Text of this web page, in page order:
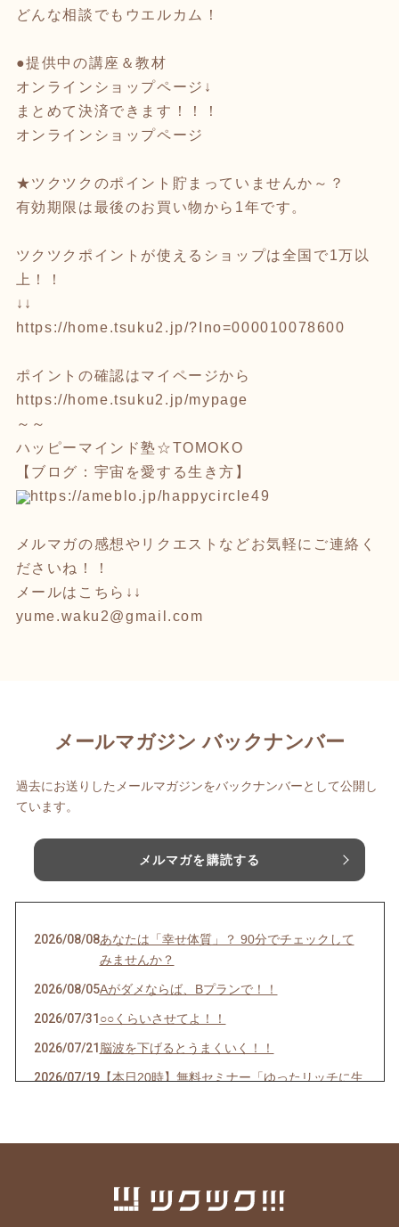
どんな相談でもウエルカム！
●提供中の講座＆教材
オンラインショップページ↓
まとめて決済できます！！！
オンラインショップページ
★ツクツクのポイント貯まっていませんか～？
有効期限は最後のお買い物から1年です。
ツクツクポイントが使えるショップは全国で1万以
上！！
↓↓
https://home.tsuku2.jp/?Ino=000010078600
ポイントの確認はマイページから
https://home.tsuku2.jp/mypage
～～
ハッピーマインド塾☆TOMOKO
【ブログ：宇宙を愛する生き方】
https://ameblo.jp/happycircle49
メルマガの感想やリクエストなどお気軽にご連絡く
ださいね！！
メールはこちら↓↓
yume.waku2@gmail.com
メールマガジン バックナンバー
過去にお送りしたメールマガジンをバックナンバーとして公開し
ています。
メルマガを購読する
2026/08/08あなたは「幸せ体質」？ 90分でチェックして
みませんか？
2026/08/05Aがダメならば、Bプランで！！
2026/07/31○○くらいさせてよ！！
2026/07/21脳波を下げるとうまくいく！！
2026/07/19【本日20時】無料セミナー「ゆったリッチに生
きよう」②料金改定について
験中！！